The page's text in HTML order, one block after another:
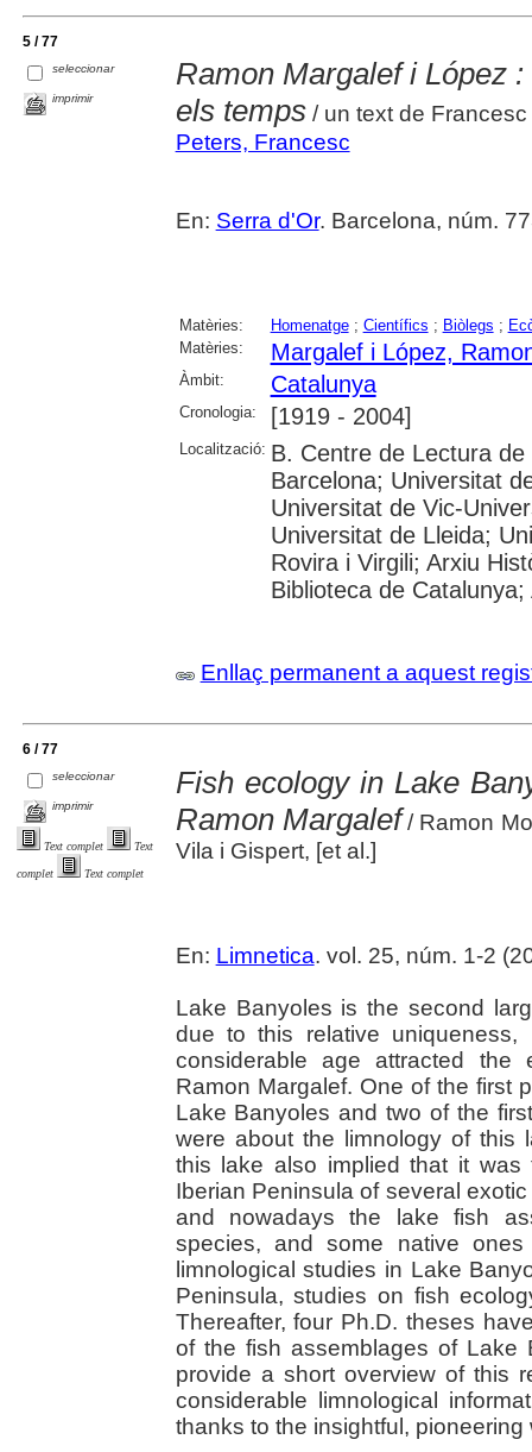
5 / 77
seleccionar
imprimir
Ramon Margalef i López
els temps/ un text de Francesc
Peters, Francesc
En: Serra d'Or. Barcelona, núm.
Matèries: Homenatge; Científics ; Biòlegs ;
Matèries:
Margalef i López,
Àmbit: Catalunya
Cronologia: [1919 - 2004]
Localització: B. Centre de Lectura
Barcelona; Universitat
Universitat de Vic-
Universitat de Lleida;
Rovira i Virgili; Arxiu
Biblioteca de
Enllaç permanent a aquest
6 / 77
seleccionar
imprimir
Text complet Text
complet Text complet
Fish ecology in Lake
Ramon Margalef/ Ramon
Vila i Gispert, [et al.]
En: Limnetica. vol. 25, núm. 1-2
Lake Banyoles is the second
due to this relative
considerable age attracted
Ramon Margalef. One of the first
Lake Banyoles and two of the
were about the limnology of this
this lake also implied that it
Iberian Peninsula of several
and nowadays the lake fish
species, and some native
limnological studies in Lake
Peninsula, studies on fish
Thereafter, four Ph.D. theses
of the fish assemblages of
provide a short overview of this
considerable limnological
thanks to the insightful,